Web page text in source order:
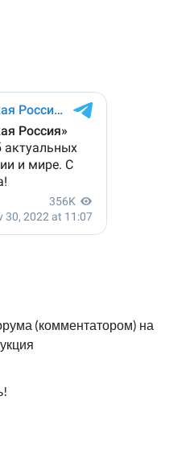
(комментатором) на